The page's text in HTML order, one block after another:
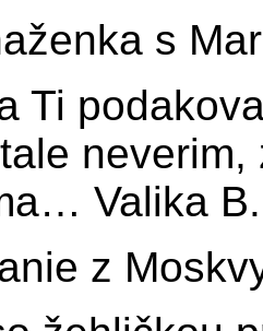
s
Ti
Valika B.
z